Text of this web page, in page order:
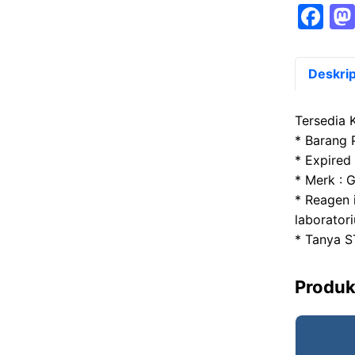
F
c
b
o
o
k
Tersedia
* Barang
* Expired
* Merk :
*
* Tanya